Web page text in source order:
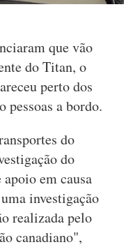
que vão
do Titan, o
perto dos
a bordo.
do
do
em causa
investigação
realizada pelo
canadiano",